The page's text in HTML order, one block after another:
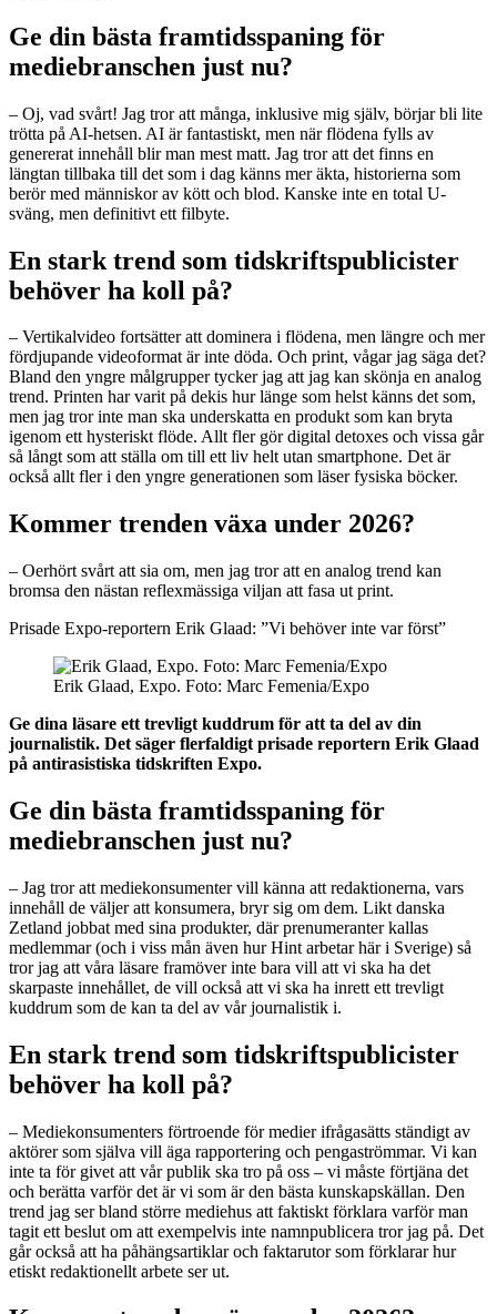
Ge din bästa framtidsspaning för
mediebranschen just nu?
– Oj, vad svårt! Jag tror att många, inklusive mig själv, börjar bli lite
trötta på AI-hetsen. AI är fantastiskt, men när flödena fylls av
genererat innehåll blir man mest matt. Jag tror att det finns en
längtan tillbaka till det som i dag känns mer äkta, historierna som
berör med människor av kött och blod. Kanske inte en total U-
sväng, men definitivt ett filbyte.
En stark trend som tidskriftspublicister
behöver ha koll på?
– Vertikalvideo fortsätter att dominera i flödena, men längre och mer
fördjupande videoformat är inte döda. Och print, vågar jag säga det?
Bland den yngre målgrupper tycker jag att jag kan skönja en analog
trend. Printen har varit på dekis hur länge som helst känns det som,
men jag tror inte man ska underskatta en produkt som kan bryta
igenom ett hysteriskt flöde. Allt fler gör digital detoxes och vissa går
så långt som att ställa om till ett liv helt utan smartphone. Det är
också allt fler i den yngre generationen som läser fysiska böcker.
Kommer trenden växa under 2026?
– Oerhört svårt att sia om, men jag tror att en analog trend kan
bromsa den nästan reflexmässiga viljan att fasa ut print.
Prisade Expo-reportern Erik Glaad: ”Vi behöver inte var först”
Erik Glaad, Expo. Foto: Marc Femenia/Expo
Ge dina läsare ett trevligt kuddrum för att ta del av din
journalistik. Det säger flerfaldigt prisade reportern Erik Glaad
på antirasistiska tidskriften Expo.
Ge din bästa framtidsspaning för
mediebranschen just nu?
– Jag tror att mediekonsumenter vill känna att redaktionerna, vars
innehåll de väljer att konsumera, bryr sig om dem. Likt danska
Zetland jobbat med sina produkter, där prenumeranter kallas
medlemmar (och i viss mån även hur Hint arbetar här i Sverige) så
tror jag att våra läsare framöver inte bara vill att vi ska ha det
skarpaste innehållet, de vill också att vi ska ha inrett ett trevligt
kuddrum som de kan ta del av vår journalistik i.
En stark trend som tidskriftspublicister
behöver ha koll på?
– Mediekonsumenters förtroende för medier ifrågasätts ständigt av
aktörer som själva vill äga rapportering och pengaströmmar. Vi kan
inte ta för givet att vår publik ska tro på oss – vi måste förtjäna det
och berätta varför det är vi som är den bästa kunskapskällan. Den
trend jag ser bland större mediehus att faktiskt förklara varför man
tagit ett beslut om att exempelvis inte namnpublicera tror jag på. Det
går också att ha påhängsartiklar och faktarutor som förklarar hur
etiskt redaktionellt arbete ser ut.